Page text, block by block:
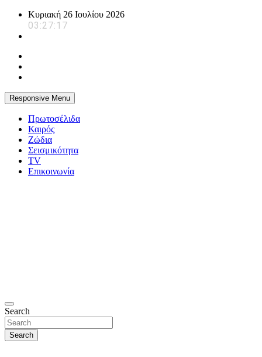
Skip
content
Κυριακή 26 Ιουλίου 2026
03:27:18
Responsive Menu
Πρωτοσέλιδα
Καιρός
Ζώδια
Σεισμικότητα
TV
Επικοινωνία
Search
Search